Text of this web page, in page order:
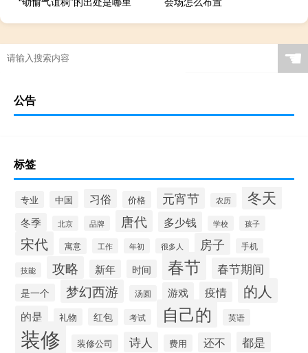
☚
公告
标签
专业 中国 习俗 价格 元宵节 农历 冬天
冬季 北京 品牌 唐代 多少钱 学校 孩子
宋代 寓意 工作 年初 很多人 房子 手机
技能 攻略 新年 时间 春节 春节期间
是一个 梦幻西游 汤圆 游戏 疫情 的人
的是 礼物 红包 考试 自己的 英语
装修 装修公司 诗人 费用 还不 都是